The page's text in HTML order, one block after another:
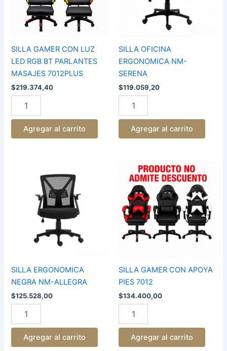
SILLA GAMER CON LUZ
LED RGB BT PARLANTES
MASAJES 7012PLUS
$219.374,40
PARLANTES
MASAJES
cantidad
Agregar al carrito
SILLA OFICINA
ERGONOMICA NM-
SERENA
$119.059,20
Agregar al carrito
SILLA ERGONOMICA
NEGRA NM-ALLEGRA
$125.528,00
ERGONOMICA
ALLEGRA
cantidad
Agregar al carrito
SILLA GAMER CON APOYA
PIES 7012
$134.400,00
GAMER
CON
APOYA
PIES
7012
cantidad
Agregar al carrito